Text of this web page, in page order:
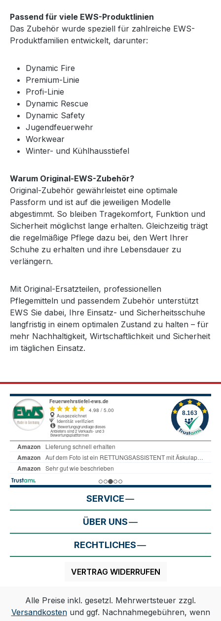
Passend für viele EWS-Produktlinien
Das Zubehör wurde speziell für zahlreiche EWS-
Produktfamilien entwickelt, darunter:
Dynamic Fire
Premium-Linie
Profi-Linie
Dynamic Rescue
Dynamic Safety
Jugendfeuerwehr
Workwear
Winter- und Kühlhausstiefel
Warum Original-EWS-Zubehör?
Original-Zubehör gewährleistet eine optimale
Passform und ist auf die jeweiligen Modelle
abgestimmt. So bleiben Tragekomfort, Funktion und
Sicherheit möglichst lange erhalten. Gleichzeitig trägt
die regelmäßige Pflege dazu bei, den Wert Ihrer
Schuhe zu erhalten und ihre Lebensdauer zu
verlängern.
Mit Original-Ersatzteilen, professionellen
Pflegemitteln und passendem Zubehör unterstützt
EWS Sie dabei, Ihre Einsatz- und Sicherheitsschuhe
langfristig in einem optimalen Zustand zu halten – für
mehr Nachhaltigkeit, Wirtschaftlichkeit und Sicherheit
im täglichen Einsatz.
SERVICE
ÜBER UNS
RECHTLICHES
VERTRAG WIDERRUFEN
Alle Preise inkl. gesetzl. Mehrwertsteuer zzgl.
Versandkostenund ggf. Nachnahmegebühren, wenn